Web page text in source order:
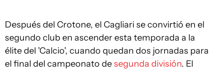
Después del Crotone, el Cagliari se convirtió en el
segundo club en ascender esta temporada a la
élite del 'Calcio', cuando quedan dos jornadas para
el final del campeonato desegunda división. El